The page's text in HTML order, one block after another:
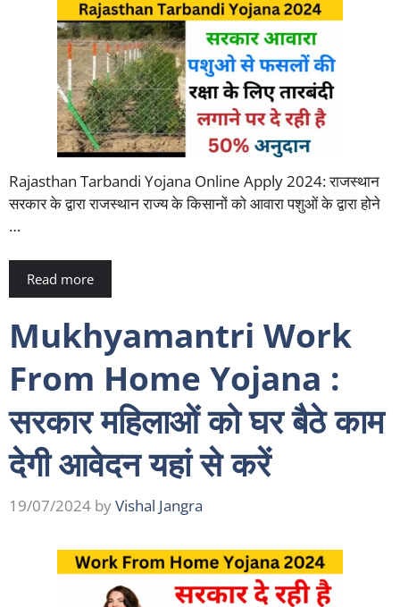
Rajasthan Tarbandi Yojana Online Apply 2024: राजस्थान
सरकार के द्वारा राजस्थान राज्य के किसानों को आवारा पशुओं के द्वारा होने
…
Read more
Mukhyamantri Work
From Home Yojana :
सरकार महिलाओं को घर बैठे काम
देगी आवेदन यहां से करें
19/07/2024 byVishal Jangra